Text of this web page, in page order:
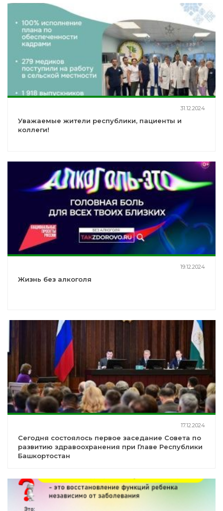
31.12.2024
Уважаемые жители республики, пациенты и
коллеги!
19.12.2024
Жизнь без алкоголя
17.12.2024
Сегодня состоялось первое заседание Совета по
развитию здравоохранения при Главе Республики
Башкортостан